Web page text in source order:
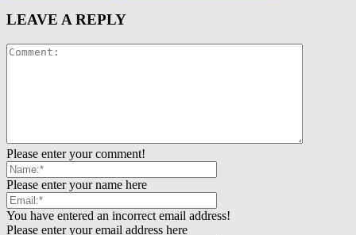
LEAVE A REPLY
Please enter your comment!
Please enter your name here
You have entered an incorrect email address!
Please enter your email address here